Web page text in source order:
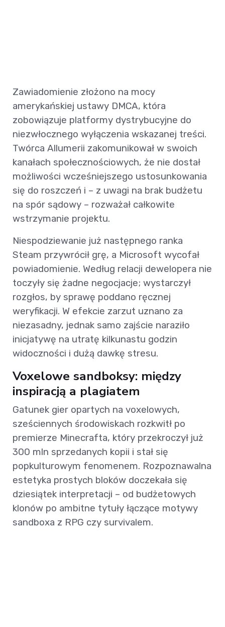
Zawiadomienie złożono na mocy
amerykańskiej ustawy DMCA, która
zobowiązuje platformy dystrybucyjne do
niezwłocznego wyłączenia wskazanej treści.
Twórca Allumerii zakomunikował w swoich
kanałach społecznościowych, że nie dostał
możliwości wcześniejszego ustosunkowania
się do roszczeń i – z uwagi na brak budżetu
na spór sądowy – rozważał całkowite
wstrzymanie projektu.
Niespodziewanie już następnego ranka
Steam przywrócił grę, a Microsoft wycofał
powiadomienie. Według relacji dewelopera nie
toczyły się żadne negocjacje; wystarczył
rozgłos, by sprawę poddano ręcznej
weryfikacji. W efekcie zarzut uznano za
niezasadny, jednak samo zajście naraziło
inicjatywę na utratę kilkunastu godzin
widoczności i dużą dawkę stresu.
Voxelowe sandboksy: między
inspiracją a plagiatem
Gatunek gier opartych na voxelowych,
sześciennych środowiskach rozkwitł po
premierze Minecrafta, który przekroczył już
300 mln sprzedanych kopii i stał się
popkulturowym fenomenem. Rozpoznawalna
estetyka prostych bloków doczekała się
dziesiątek interpretacji – od budżetowych
klonów po ambitne tytuły łączące motywy
sandboxa z RPG czy survivalem.